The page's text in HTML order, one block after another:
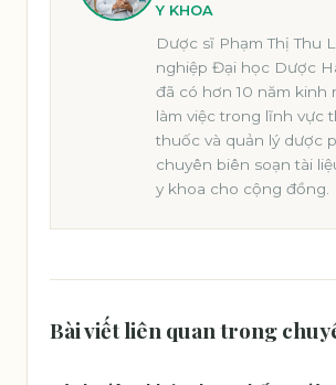
Y KHOA
Dược sĩ Phạm Thị Thu
nghiệp Đại học Dược
đã có hơn 10 năm kinh
làm việc trong lĩnh vực
thuốc và quản lý dược
chuyên biên soạn tài
y khoa cho cộng đồng.
Bài viết liên quan trong